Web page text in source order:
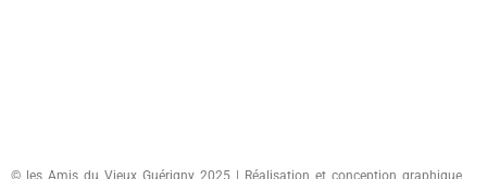
© les Amis du Vieux Guérigny 2025 | Réalisation et conception graphique